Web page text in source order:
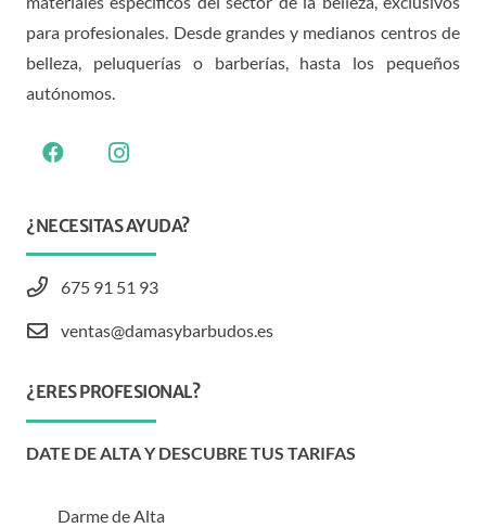
para profesionales. Desde grandes y medianos centros de
belleza, peluquerías o barberías, hasta los pequeños
autónomos.
¿NECESITAS AYUDA?
675 91 51 93
ventas@damasybarbudos.es
¿ERES PROFESIONAL?
DATE DE ALTA Y DESCUBRE TUS TARIFAS
Darme de Alta